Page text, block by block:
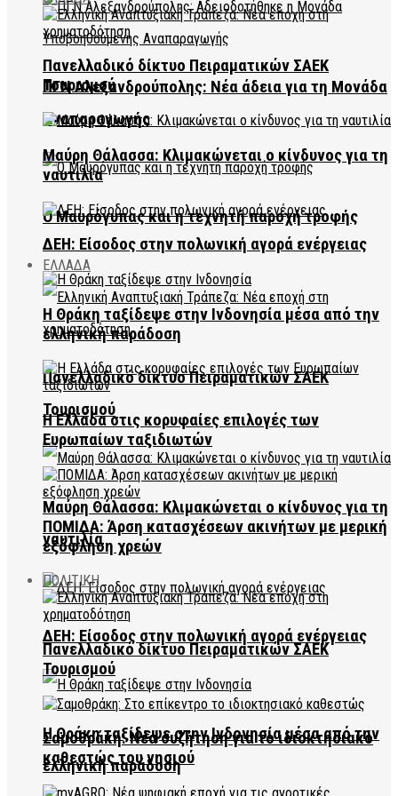
ΠΓΝ Αλεξανδρούπολης: Νέα άδεια για τη Μονάδα
Αναπαραγωγής
Ο Μαυρόγυπας και η τεχνητή παροχή τροφής
ΕΛΛΑΔΑ
Πανελλαδικό δίκτυο Πειραματικών ΣΑΕΚ
Τουρισμού
Μαύρη Θάλασσα: Κλιμακώνεται ο κίνδυνος για τη
ναυτιλία
ΔΕΗ: Είσοδος στην πολωνική αγορά ενέργειας
Η Θράκη ταξίδεψε στην Ινδονησία μέσα από την
ελληνική παράδοση
Πανελλαδικό δίκτυο Πειραματικών ΣΑΕΚ
Τουρισμού
Μαύρη Θάλασσα: Κλιμακώνεται ο κίνδυνος για τη
ναυτιλία
ΔΕΗ: Είσοδος στην πολωνική αγορά ενέργειας
Η Θράκη ταξίδεψε στην Ινδονησία μέσα από την
ελληνική παράδοση
Η Ελλάδα στις κορυφαίες επιλογές των
Ευρωπαίων ταξιδιωτών
ΠΟΜΙΔΑ: Άρση κατασχέσεων ακινήτων με μερική
εξόφληση χρεών
ΠΟΛΙΤΙΚΗ
Πανελλαδικό δίκτυο Πειραματικών ΣΑΕΚ
Τουρισμού
Σαμοθράκη: Νέα συζήτηση για το ιδιοκτησιακό
καθεστώς του νησιού